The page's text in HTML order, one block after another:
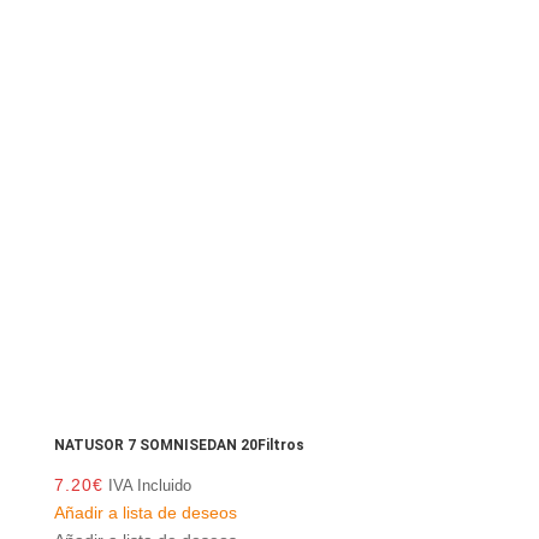
NATUSOR 7 SOMNISEDAN 20Filtros
7.20€ IVA Incluido
Añadir a lista de deseos